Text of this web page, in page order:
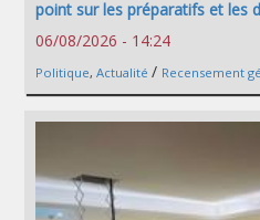
point sur les préparatifs et les
06/08/2026 - 14:24
Politique, Actualité / Recensement